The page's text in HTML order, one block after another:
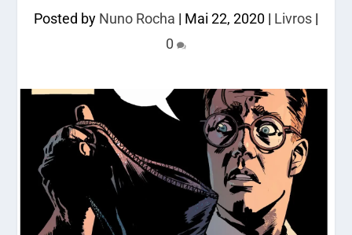
Posted by Nuno Rocha | Mai 22, 2020 | Livros |
0